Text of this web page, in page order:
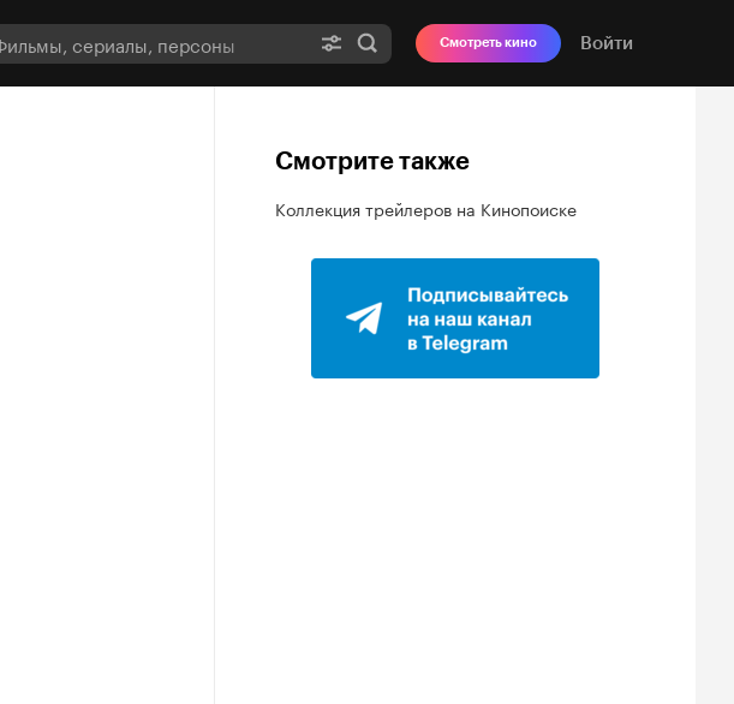
Смотреть кино Войти
Смотрите также
Коллекция трейлеров на Кинопоиске